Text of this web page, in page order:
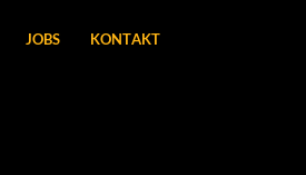
JOBS KONTAKT